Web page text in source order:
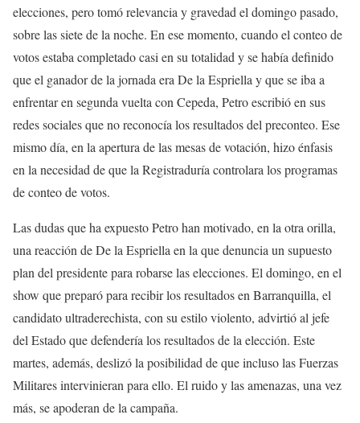
elecciones, pero tomó relevancia y gravedad el domingo pasado,
sobre las siete de la noche. En ese momento, cuando el conteo de
votos estaba completado casi en su totalidad y se había definido
que el ganador de la jornada era De la Espriella y que se iba a
enfrentar en segunda vuelta con Cepeda, Petro escribió en sus
redes sociales que no reconocía los resultados del preconteo. Ese
mismo día, en la apertura de las mesas de votación, hizo énfasis
en la necesidad de que la Registraduría controlara los programas
de conteo de votos.
Las dudas que ha expuesto Petro han motivado, en la otra orilla,
una reacción de De la Espriella en la que denuncia un supuesto
plan del presidente para robarse las elecciones. El domingo, en el
show que preparó para recibir los resultados en Barranquilla, el
candidato ultraderechista, con su estilo violento, advirtió al jefe
del Estado que defendería los resultados de la elección. Este
martes, además, deslizó la posibilidad de que incluso las Fuerzas
Militares intervinieran para ello. El ruido y las amenazas, una vez
más, se apoderan de la campaña.